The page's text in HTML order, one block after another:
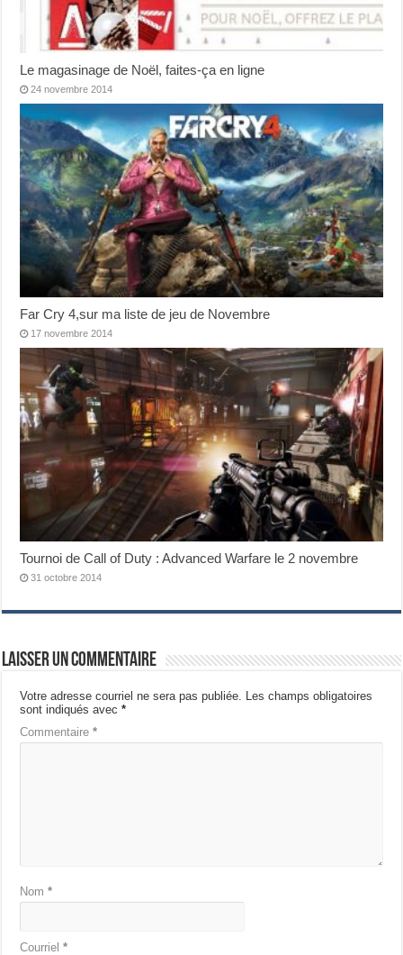
Le magasinage de Noël, faites-ça en ligne
24 novembre 2014
Far Cry 4,sur ma liste de jeu de Novembre
17 novembre 2014
Tournoi de Call of Duty : Advanced Warfare le 2 novembre
31 octobre 2014
Laisser un commentaire
Votre adresse courriel ne sera pas publiée.
Les champs obligatoires
sont indiqués avec*
Commentaire*
Nom*
Courriel*